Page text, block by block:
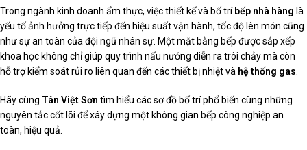
Trong ngành kinh doanh ẩm thực, việc thiết kế và bố trí bếp nhà hàng là
yếu tố ảnh hưởng trực tiếp đến hiệu suất vận hành, tốc độ lên món cũng
như sự an toàn của đội ngũ nhân sự. Một mặt bằng bếp được sắp xếp
khoa học không chỉ giúp quy trình nấu nướng diễn ra trôi chảy mà còn
hỗ trợ kiểm soát rủi ro liên quan đến các thiết bị nhiệt và hệ thống gas
Hãy cùng Tân Việt Sơn tìm hiểu các sơ đồ bố trí phổ biến cùng những
nguyên tắc cốt lõi để xây dựng một không gian bếp công nghiệp an
toàn, hiệu quả.